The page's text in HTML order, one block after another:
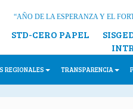
“AÑO DE LA ESPERANZA Y EL
STD-CERO PAPEL
REGIONALES TRANSPARENCIA